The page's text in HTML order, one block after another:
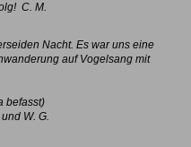
C. M.
Nacht. Es war uns eine
auf Vogelsang mit
befasst)
W. G.